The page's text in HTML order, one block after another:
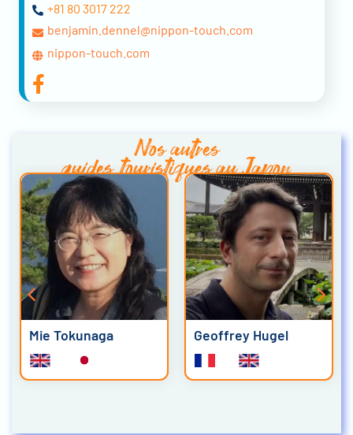
+81 80 3017 222
benjamin.dennel@nippon-touch.com
nippon-touch.com
Nos autres
guides touristiques au Japon
Mie Tokunaga Geoffrey Hugel